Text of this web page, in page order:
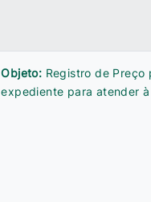
Objeto: Registro de
expediente para atender